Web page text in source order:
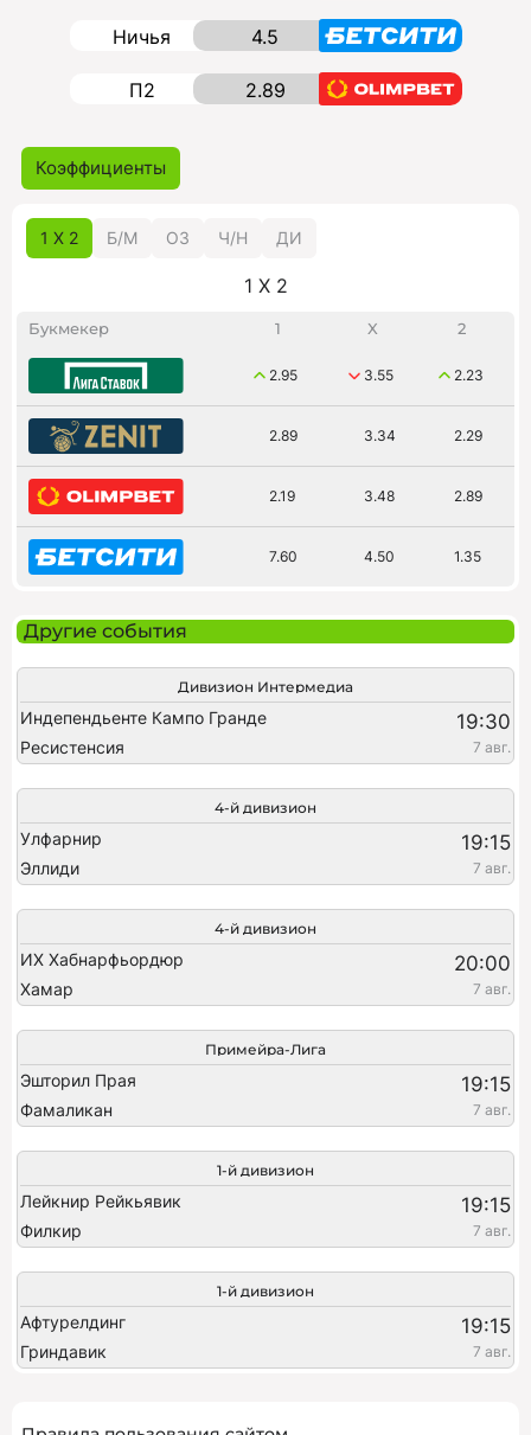
Ничья 4.5
П2 2.89
Коэффициенты
1 X 2 Б/M ОЗ Ч/Н ДИ
1 X 2
Букмекер 1 X 2
2.95 3.55 2.23
2.89 3.34 2.29
2.19 3.48 2.89
7.60 4.50 1.35
Другие события
Дивизион Интермедиа
Индепендьенте Кампо Гранде 19:30
Ресистенсия 7 авг.
4-й дивизион
Улфарнир 19:15
Эллиди 7 авг.
4-й дивизион
ИХ Хабнарфьордюр 20:00
Хамар 7 авг.
Примейра-Лига
Эшторил Прая 19:15
Фамаликан 7 авг.
1-й дивизион
Лейкнир Рейкьявик 19:15
Филкир 7 авг.
1-й дивизион
Афтурелдинг 19:15
Гриндавик 7 авг.